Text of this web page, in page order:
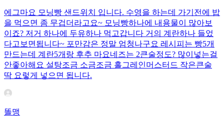
에그마요 모닝빵 샌드위치 입니다. 수영을 하는데 가기전에 밥
을 먹으면 좀 무겁더라고요~ 모닝빵하나에 내용물이 많아보
이죠? 저거 하나에 두유하나 먹고갑니다 거의 계란하나 들었
다고보면됩니다~ 포만감은 정말 엄청나구요 레시피는 빵5개
만드는데 계란5개랑 후추 마요네즈는 2큰술정도? 많이넣는걸
안좋아해요 설탕조금 소금조금 홀그레인머스터드 작은큰술
딱 요렇게 넣으면 됩니다.
똘맹